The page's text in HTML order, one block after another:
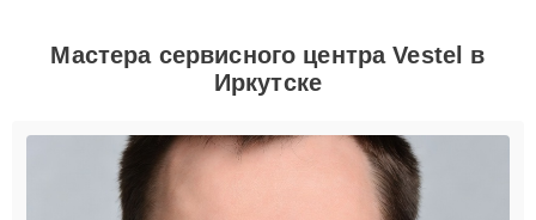
Мастера сервисного центра Vestel в
Иркутске